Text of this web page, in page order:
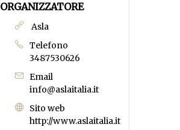
ORGANIZZATORE
Asla
Telefono
3487530626
Email
info@aslaitalia.it
Sito web
http://www.aslaitalia.it